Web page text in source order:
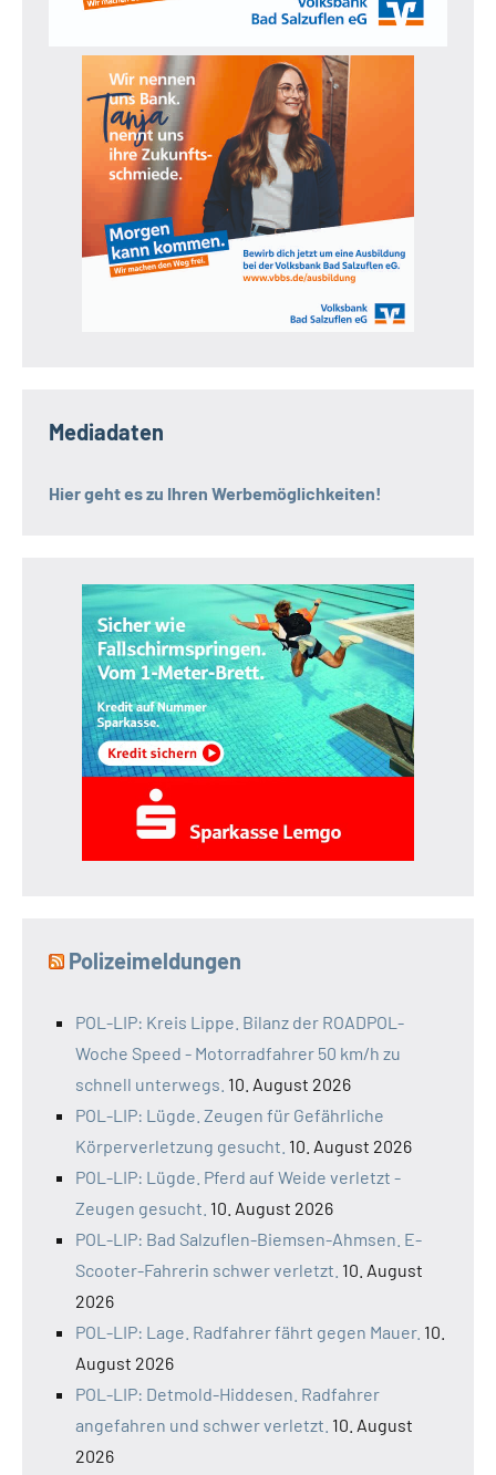
Mediadaten
Hier geht es zu Ihren Werbemöglichkeiten!
Polizeimeldungen
POL-LIP: Kreis Lippe. Bilanz der ROADPOL-
Woche Speed - Motorradfahrer 50 km/h zu
schnell unterwegs. 10. August 2026
POL-LIP: Lügde. Zeugen für Gefährliche
Körperverletzung gesucht. 10. August 2026
POL-LIP: Lügde. Pferd auf Weide verletzt -
Zeugen gesucht. 10. August 2026
POL-LIP: Bad Salzuflen-Biemsen-Ahmsen. E-
Scooter-Fahrerin schwer verletzt. 10. August
2026
POL-LIP: Lage. Radfahrer fährt gegen Mauer. 10.
August 2026
POL-LIP: Detmold-Hiddesen. Radfahrer
angefahren und schwer verletzt. 10. August
2026